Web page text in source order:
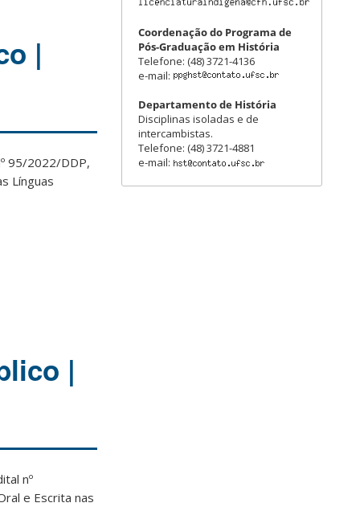
|
95/2022/DDP,
Línguas
|
nº
e Escrita nas
Coordenação do Programa de
Pós-Graduação em História
Telefone: (48) 3721-4136
e-mail:
Departamento de História
Disciplinas isoladas e de
intercambistas.
Telefone: (48) 3721-4881
e-mail: